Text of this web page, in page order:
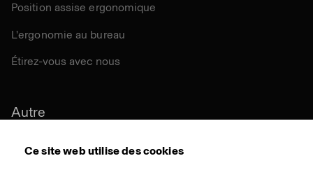
Position assise ergonomique
L'ergonomie au bureau
Étirez-vous avec nous
Autre
Ce site web utilise des cookies